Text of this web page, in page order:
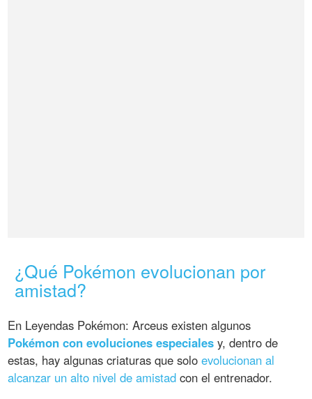
¿Qué Pokémon evolucionan por
amistad?
En Leyendas Pokémon: Arceus existen algunos
Pokémon con evoluciones especiales y, dentro de
estas, hay algunas criaturas que soloevolucionan al
alcanzar un alto nivel de amistad con el entrenador.